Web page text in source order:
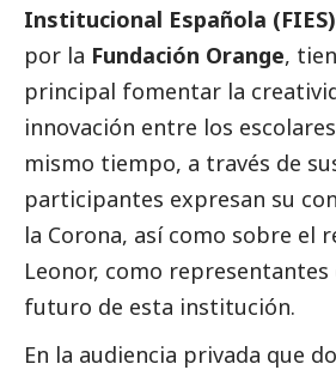
Institucional Española (FIES)
por la Fundación Orange,
principal fomentar la
innovación entre los
mismo tiempo, a través de
participantes expresan su
la Corona, así como sobre el
Leonor, como
futuro de esta institución.
En la audiencia privada que